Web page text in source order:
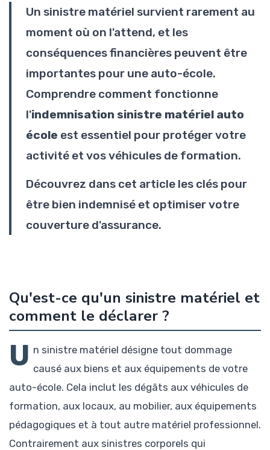
Un sinistre matériel survient rarement au
moment où on l'attend, et les
conséquences financières peuvent être
importantes pour une auto-école.
Comprendre comment fonctionne
l'indemnisation sinistre matériel auto
école est essentiel pour protéger votre
activité et vos véhicules de formation.
Découvrez dans cet article les clés pour
être bien indemnisé et optimiser votre
couverture d'assurance.
Qu'est-ce qu'un sinistre matériel et
comment le déclarer ?
U n sinistre matériel désigne tout dommage
causé aux biens et aux équipements de votre
auto-école. Cela inclut les dégâts aux véhicules de
formation, aux locaux, au mobilier, aux équipements
pédagogiques et à tout autre matériel professionnel.
Contrairement aux sinistres corporels qui